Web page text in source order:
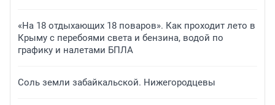
«На 18 отдыхающих 18 поваров». Как проходит лето в
Крыму с перебоями света и бензина, водой по
графику и налетами БПЛА
Соль земли забайкальской. Нижегородцевы